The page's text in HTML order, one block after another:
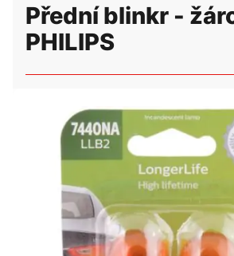
Přední blinkr -
PHILIPS